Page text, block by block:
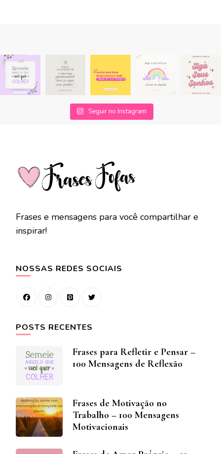
Seguir no Instagram
Frases e mensagens para você compartilhar e
inspirar!
NOSSAS REDES SOCIAIS
POSTS RECENTES
Frases para Refletir e Pensar –
100 Mensagens de Reflexão
Frases de Motivação no
Trabalho – 100 Mensagens
Motivacionais